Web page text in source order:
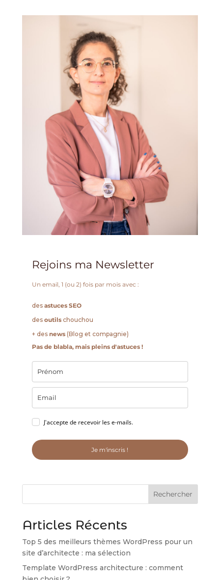
Rejoins ma Newsletter
Un email, 1 (ou 2) fois par mois avec :
des astuces SEO
des outilschouchou
+ des news(Blog et compagnie)
Pas de blabla, mais pleins d'astuces !
J'accepte de recevoir les e-mails.
Je m'inscris !
Rechercher
Articles Récents
Top 5 des meilleurs thèmes WordPress pour un
site d’architecte : ma sélection
Template WordPress architecture : comment